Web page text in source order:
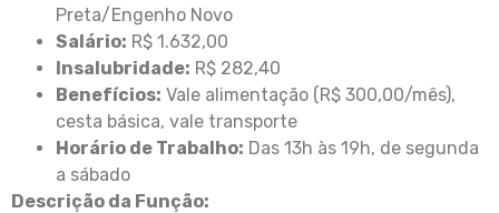
Preta/Engenho Novo
Salário: R$ 1.632,00
Insalubridade: R$ 282,40
Benefícios: Vale alimentação (R$ 300,00/mês),
cesta básica, vale transporte
Horário de Trabalho: Das 13h às 19h, de segunda
a sábado
Descrição da Função: